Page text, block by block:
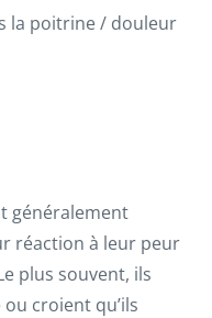
la poitrine / douleur
généralement
réaction à leur peur
plus souvent, ils
croient qu’ils